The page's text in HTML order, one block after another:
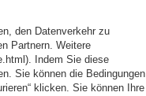
den Datenverkehr zu
Partnern. Weitere
Indem Sie diese
Sie können die Bedingungen
klicken. Sie können Ihre